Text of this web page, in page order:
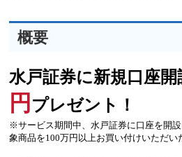
概要
水戸証券に新規口座
円 プレゼント！
※サービス期間中、水戸証券に口座を開
象商品を100万円以上お買い付けいただい